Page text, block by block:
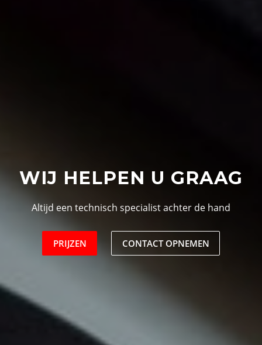
WIJ HELPEN U GRAAG
Altijd een technisch specialist achter de hand
PRIJZEN CONTACT OPNEMEN